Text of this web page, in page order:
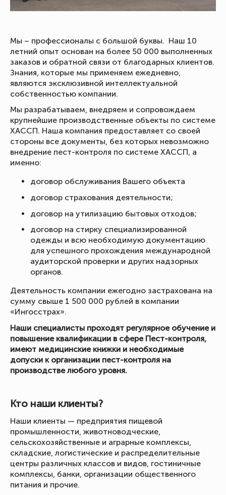
Мы – профессионалы с большой буквы. Наш 10
летний опыт основан на более 50 000 выполненных
заказов и обратной связи от благодарных клиентов.
Знания, которые мы применяем ежедневно,
являются эксклюзивной интеллектуальной
собственностью компании.
Мы разрабатываем, внедряем и сопровождаем
крупнейшие производственные объекты по системе
ХАССП. Наша компания предоставляет со своей
стороны все документы, без которых невозможно
внедрение пест-контроля по системе ХАССП, а
именно:
договор обслуживания Вашего объекта
договор страхования деятельности;
договор на утилизацию бытовых отходов;
договор на стирку специализированной
одежды и всю необходимую документацию
для успешного прохождения международной
аудиторской проверки и других надзорных
органов.
Деятельность компании ежегодно застрахована на
сумму свыше 1 500 000 рублей в компании
«Ингосстрах».
Наши специалисты проходят регулярное обучение и
повышение квалификации в сфере Пест-контроля,
имеют медицинские книжки и необходимые
допуски к организации пест-контроля на
производстве любого уровня.
Кто наши клиенты?
Наши клиенты — предприятия пищевой
промышленности, животноводческие,
сельскохозяйственные и аграрные комплексы,
складские, логистические и распределительные
центры различных классов и видов, гостиничные
комплексы, банки, организации общественного
питания и прочие.